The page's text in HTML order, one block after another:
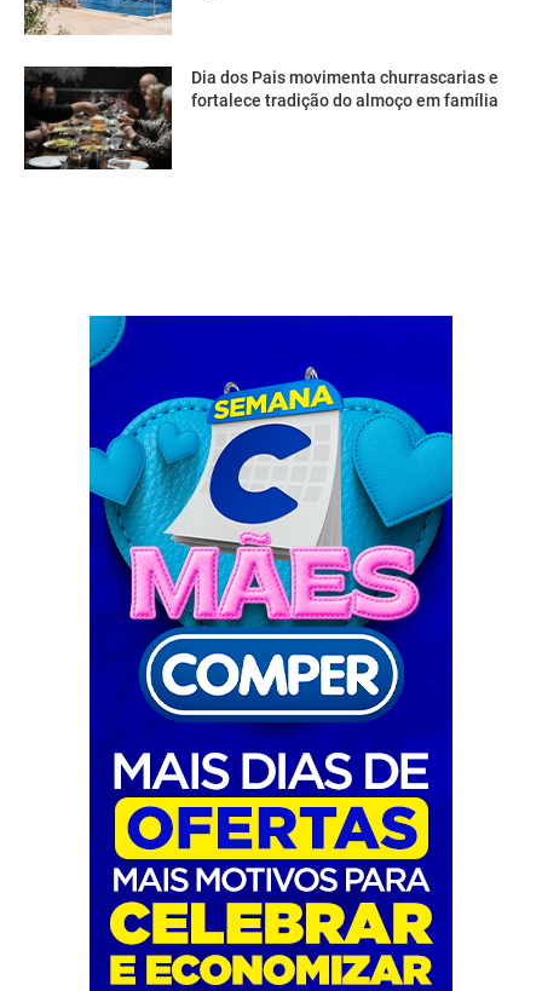
Dia dos Pais movimenta churrascarias e
fortalece tradição do almoço em família